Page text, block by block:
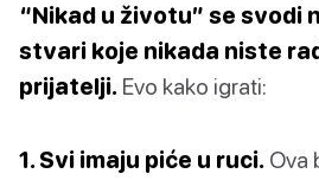
“Nikad u životu” se svodi
stvari koje nikada niste
prijatelji. Evo kako igrati:
1. Svi imaju piće u ruci. Ova